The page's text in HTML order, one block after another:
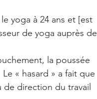
yoga à 24 ans et [est
de yoga auprès de
la poussée
« hasard » a fait que
de direction du travail